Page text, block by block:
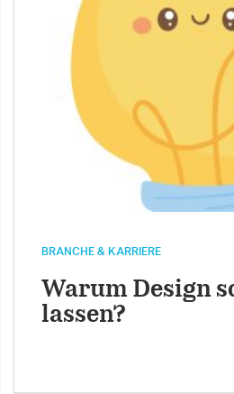
BRANCHE & KARRIERE
Warum Design
lassen?